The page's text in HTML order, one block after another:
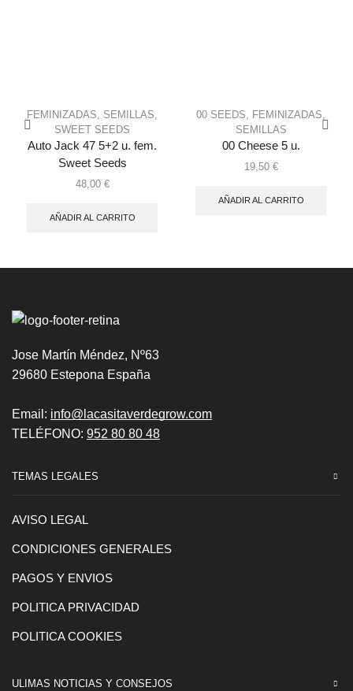
FEMINIZADAS, SEMILLAS,
SWEET SEEDS
Auto Jack 47 5+2 u. fem.
Sweet Seeds
48,00 €
AÑADIR AL CARRITO
00 SEEDS, FEMINIZADAS,
SEMILLAS
00 Cheese 5 u.
19,50 €
AÑADIR AL CARRITO
Jose Martín Méndez, Nº63
29680 Estepona España
Email: info@lacasitaverdegrow.com
TELÉFONO: 952 80 80 48
TEMAS LEGALES
AVISO LEGAL
CONDICIONES GENERALES
PAGOS Y ENVIOS
POLITICA PRIVACIDAD
POLITICA COOKIES
ULIMAS NOTICIAS Y CONSEJOS